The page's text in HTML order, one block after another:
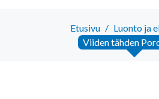
Etusivu / Luonto ja
Viiden tähden